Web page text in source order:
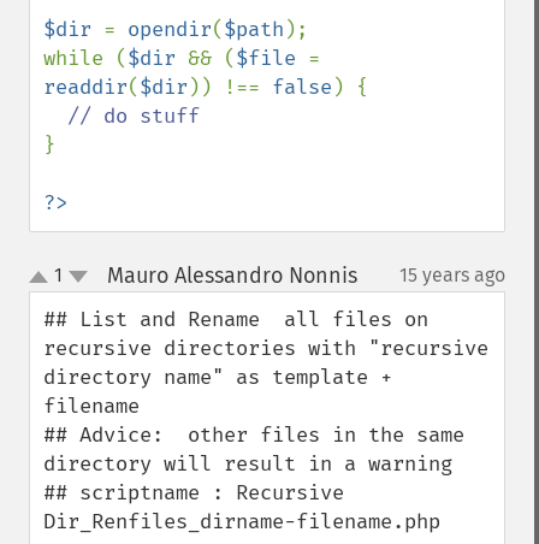
$dir = opendir($path );
while ($dir && ($file
readdir($dir )) !== false ) {
}
?>
up
down
1 Mauro Alessandro Nonnis¶ 15 years ago
## List and Rename  all files on
recursive directories with "recursive
directory name" as template +
filename
## Advice:  other files in the same
directory will result in a warning
## scriptname : Recursive
Dir_Renfiles_dirname-filename.php